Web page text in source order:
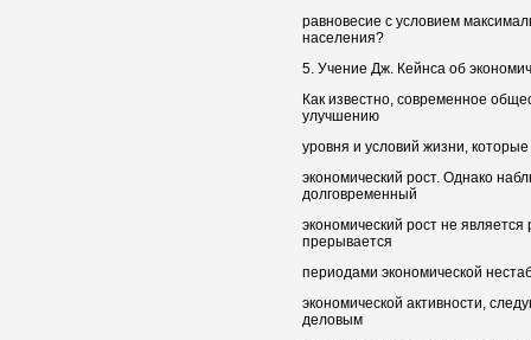
равновесие с условием
населения?
5. Учение Дж. Кейнса об
Как известно, современное
улучшению
уровня и условий жизни,
экономический рост. Однако
долговременный
экономический рост не
прерывается
периодами экономической
экономической активности,
деловым